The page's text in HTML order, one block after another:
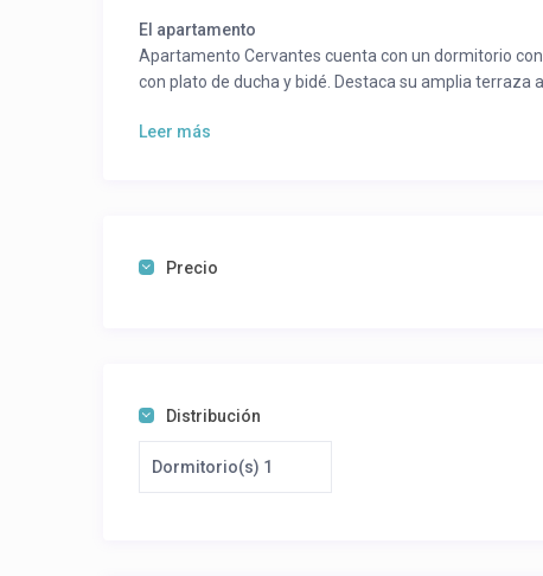
El apartamento
Apartamento Cervantes cuenta con un dormitorio
con plato de ducha y bidé. Destaca su amplia terraza
Reservas
Leer más
Precio
Distribución
Dormitorio(s) 1